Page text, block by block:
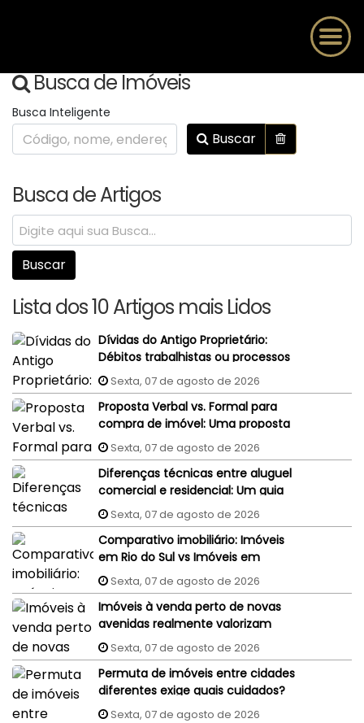
Busca de Imóveis
Busca Inteligente
Buscar
Busca de Artigos
Lista dos 10 Artigos mais Lidos
Dívidas do Antigo Proprietário:
Débitos trabalhistas ou processos
judiciais do vendedor podem
penhorar o imóvel recém-
comprado?
Sexta, 07 de agosto de 2026
Proposta Verbal vs. Formal para
compra de imóvel: Uma proposta
aceita por WhatsApp ou e-mail
tem validade jurídica?
Sexta, 07 de agosto de 2026
Diferenças técnicas entre aluguel
comercial e residencial: Um guia
completo
Sexta, 07 de agosto de 2026
Comparativo imobiliário: Imóveis
em Rio do Sul vs Imóveis em
Florianópolis (interior x capital)
Sexta, 07 de agosto de 2026
Imóveis à venda perto de novas
avenidas realmente valorizam
mais?
Sexta, 07 de agosto de 2026
Permuta de imóveis entre cidades
diferentes exige quais cuidados?
Sexta, 07 de agosto de 2026